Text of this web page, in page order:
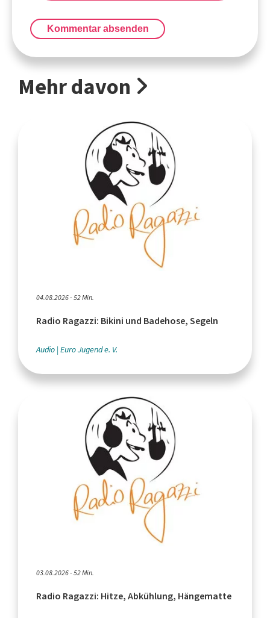
Kommentar absenden
Mehr davon
04.08.2026 - 52 Min.
Radio Ragazzi: Bikini und Badehose, Segeln
Audio Euro Jugend e. V.
03.08.2026 - 52 Min.
Radio Ragazzi: Hitze, Abkühlung, Hängematte